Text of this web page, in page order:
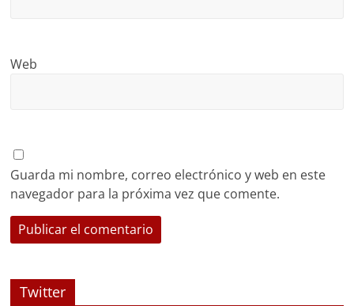
Web
Guarda mi nombre, correo electrónico y web en este
navegador para la próxima vez que comente.
Twitter